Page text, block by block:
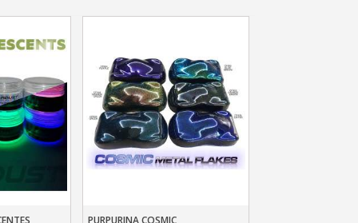
5€ de descuento
de 48-72 horas.
en compras superiores a 30 €.
en menos de 1 minuto.
y recibe vales